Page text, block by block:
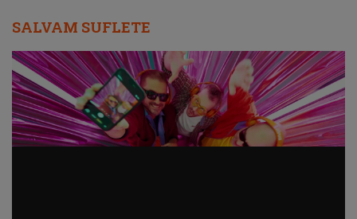
SALVAM SUFLETE